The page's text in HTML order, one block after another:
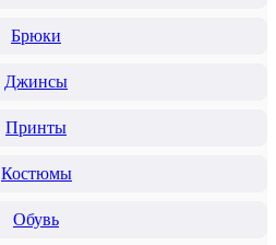
Брюки
Джинсы
Принты
Костюмы
Обувь